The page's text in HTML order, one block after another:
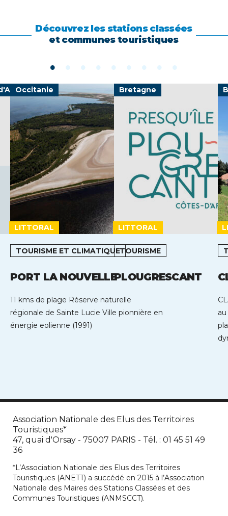
Découvrez les stations classées
et communes touristiques
LITTORAL
Occitanie
LITTORAL
TOURISME ET CLIMATIQUE
PORT LA NOUVELLE
11 kms de plage Réserve naturelle
régionale de Sainte Lucie Ville pionnière en
énergie eolienne (1991)
Bretagne
TOURISME
PLOUGRESCANT
Association Nationale des Elus des Territoires
Touristiques*
47, quai d'Orsay - 75007 PARIS - Tél. : 01 45 51 49
36
*L’Association Nationale des Elus des Territoires
Touristiques (ANETT) a succédé en 2015 à l’Association
Nationale des Maires des Stations Classées et des
Communes Touristiques (ANMSCCT).